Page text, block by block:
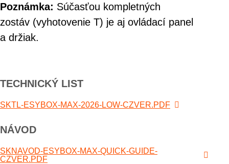
Poznámka: Súčasťou kompletných
zostáv (vyhotovenie T) je aj ovládací panel
a držiak.
TECHNICKÝ LIST
SKTL-ESYBOX-MAX-2026-LOW-CZVER.PDF
NÁVOD
SKNAVOD-ESYBOX-MAX-QUICK-GUIDE-
CZVER.PDF